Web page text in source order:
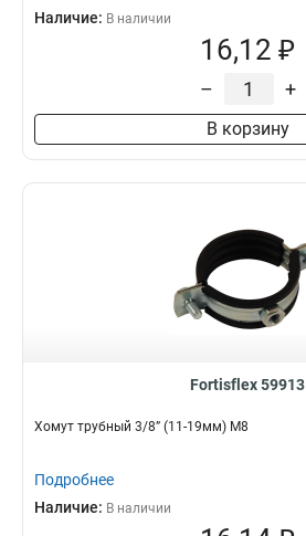
Наличие: В наличии
16,12 ₽
– +
В корзину
Fortisflex 59913
Хомут трубный 3/8” (11-19мм) М8
Подробнее
Наличие: В наличии